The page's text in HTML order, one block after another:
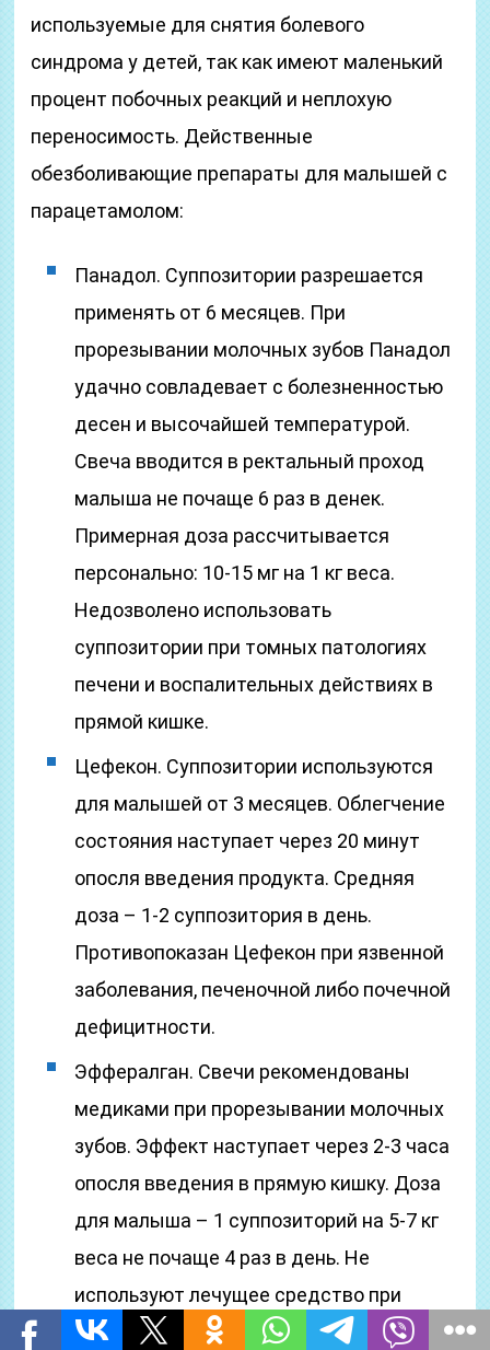
используемые для снятия болевого
синдрома у детей, так как имеют маленький
процент побочных реакций и неплохую
переносимость. Действенные
обезболивающие препараты для малышей с
парацетамолом:
Панадол. Суппозитории разрешается
применять от 6 месяцев. При
прорезывании молочных зубов Панадол
удачно совладевает с болезненностью
десен и высочайшей температурой.
Свеча вводится в ректальный проход
малыша не почаще 6 раз в денек.
Примерная доза рассчитывается
персонально: 10-15 мг на 1 кг веса.
Недозволено использовать
суппозитории при томных патологиях
печени и воспалительных действиях в
прямой кишке.
Цефекон. Суппозитории используются
для малышей от 3 месяцев. Облегчение
состояния наступает через 20 минут
опосля введения продукта. Средняя
доза – 1-2 суппозитория в день.
Противопоказан Цефекон при язвенной
заболевания, печеночной либо почечной
дефицитности.
Эффералган. Свечи рекомендованы
медиками при прорезывании молочных
зубов. Эффект наступает через 2-3 часа
опосля введения в прямую кишку. Доза
для малыша – 1 суппозиторий на 5-7 кг
веса не почаще 4 раз в день. Не
используют лечущее средство при
почечной дефицитности,